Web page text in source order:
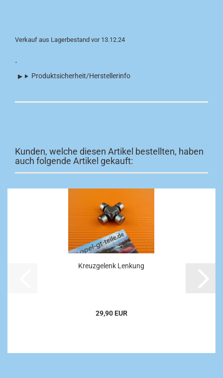
Verkauf aus Lagerbestand vor 13.12.24
.
Produktsicherheit/Herstellerinfo
Kunden, welche diesen Artikel bestellten, haben
auch folgende Artikel gekauft:
Kreuzgelenk Lenkung
29,90 EUR